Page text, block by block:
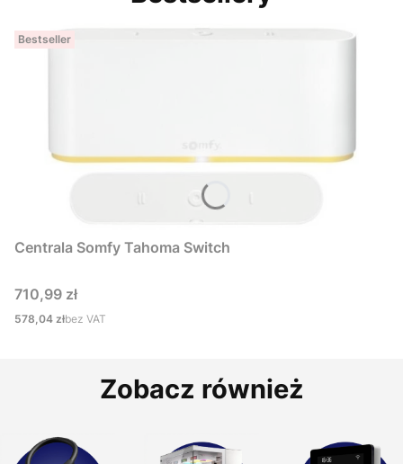
Bestseller
Centrala Somfy Tahoma Switch
Cena
710,99 zł
Cena
578,04 złbez VAT
Zobacz również